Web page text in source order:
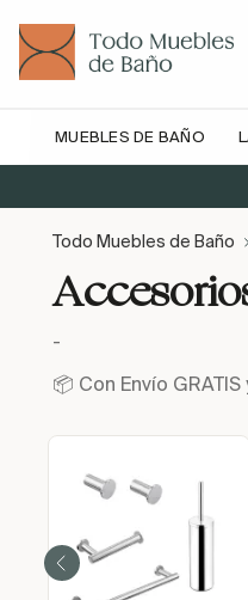
MUEBLES DE BAÑO
Todo Muebles de Baño
-
📦 Con Envío